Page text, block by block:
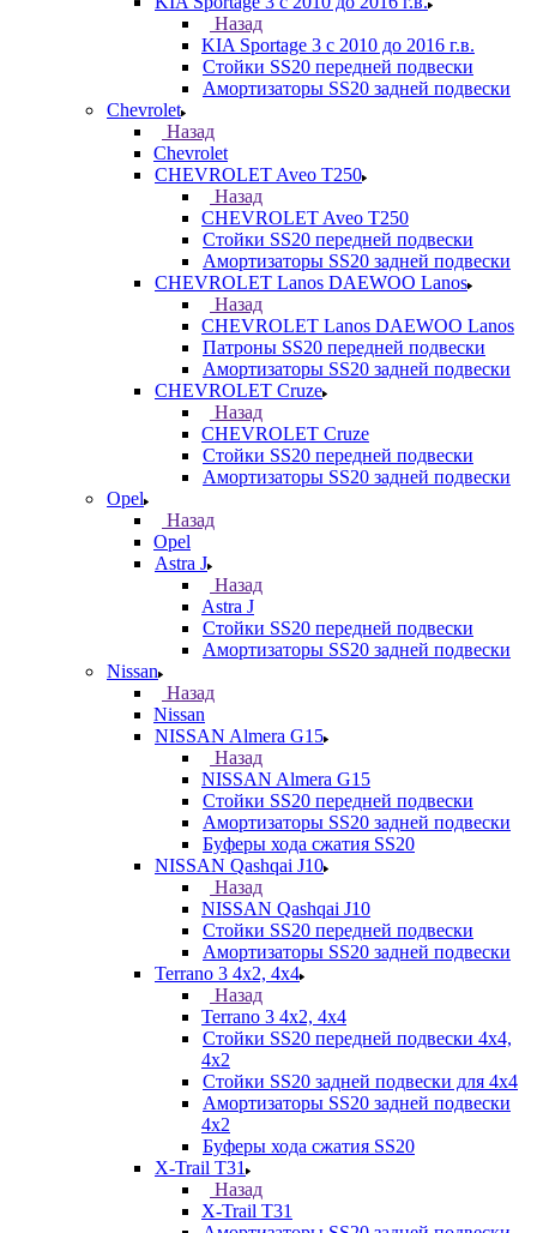
Назад
KIA Sportage 3 с 2010 до 2016 г.в.
Стойки SS20 передней подвески
Амортизаторы SS20 задней подвески
Chevrolet
Назад
Chevrolet
CHEVROLET Aveo T250
Назад
CHEVROLET Aveo T250
Стойки SS20 передней подвески
Амортизаторы SS20 задней подвески
CHEVROLET Lanos DAEWOO Lanos
Назад
CHEVROLET Lanos DAEWOO Lanos
Патроны SS20 передней подвески
Амортизаторы SS20 задней подвески
CHEVROLET Cruze
Назад
CHEVROLET Cruze
Стойки SS20 передней подвески
Амортизаторы SS20 задней подвески
Opel
Назад
Opel
Astra J
Назад
Astra J
Стойки SS20 передней подвески
Амортизаторы SS20 задней подвески
Nissan
Назад
Nissan
NISSAN Almera G15
Назад
NISSAN Almera G15
Стойки SS20 передней подвески
Амортизаторы SS20 задней подвески
Буферы хода сжатия SS20
NISSAN Qashqai J10
Назад
NISSAN Qashqai J10
Стойки SS20 передней подвески
Амортизаторы SS20 задней подвески
Terrano 3 4х2, 4х4
Назад
Terrano 3 4х2, 4х4
Стойки SS20 передней подвески 4х4,
4x2
Стойки SS20 задней подвески для 4х4
Амортизаторы SS20 задней подвески
4х2
Буферы хода сжатия SS20
X-Trail T31
Назад
X-Trail T31